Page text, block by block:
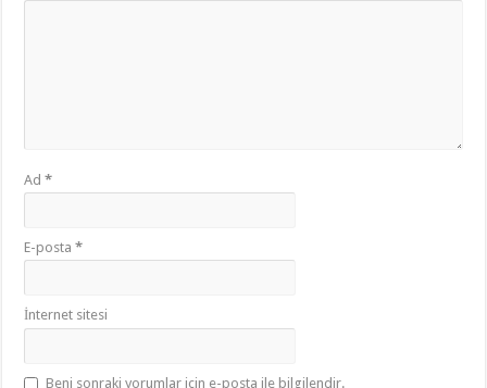
Ad*
E-posta*
İnternet sitesi
Beni sonraki yorumlar için e-posta ile bilgilendir.